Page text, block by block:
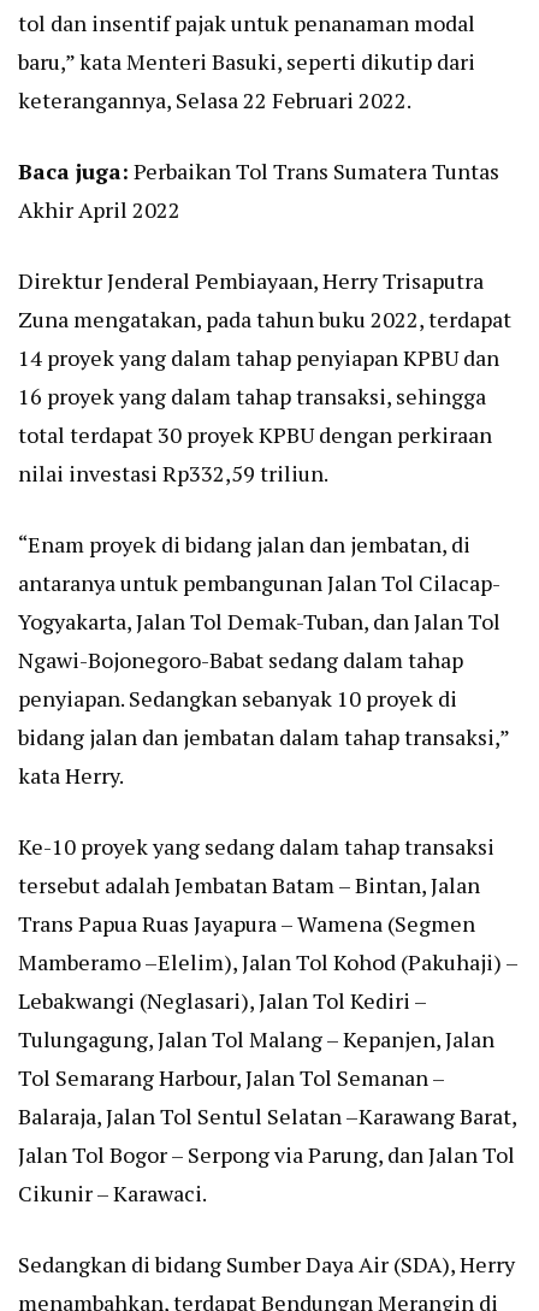
tol dan insentif pajak untuk penanaman modal
baru,” kata Menteri Basuki, seperti dikutip dari
keterangannya, Selasa 22 Februari 2022.
Baca juga: Perbaikan Tol Trans Sumatera Tuntas
Akhir April 2022
Direktur Jenderal Pembiayaan, Herry Trisaputra
Zuna mengatakan, pada tahun buku 2022, terdapat
14 proyek yang dalam tahap penyiapan KPBU dan
16 proyek yang dalam tahap transaksi, sehingga
total terdapat 30 proyek KPBU dengan perkiraan
nilai investasi Rp332,59 triliun.
“Enam proyek di bidang jalan dan jembatan, di
antaranya untuk pembangunan Jalan Tol Cilacap-
Yogyakarta, Jalan Tol Demak-Tuban, dan Jalan Tol
Ngawi-Bojonegoro-Babat sedang dalam tahap
penyiapan. Sedangkan sebanyak 10 proyek di
bidang jalan dan jembatan dalam tahap transaksi,”
kata Herry.
Ke-10 proyek yang sedang dalam tahap transaksi
tersebut adalah Jembatan Batam – Bintan, Jalan
Trans Papua Ruas Jayapura – Wamena (Segmen
Mamberamo –Elelim), Jalan Tol Kohod (Pakuhaji) –
Lebakwangi (Neglasari), Jalan Tol Kediri –
Tulungagung, Jalan Tol Malang – Kepanjen, Jalan
Tol Semarang Harbour, Jalan Tol Semanan –
Balaraja, Jalan Tol Sentul Selatan –Karawang Barat,
Jalan Tol Bogor – Serpong via Parung, dan Jalan Tol
Cikunir – Karawaci.
Sedangkan di bidang Sumber Daya Air (SDA), Herry
menambahkan, terdapat Bendungan Merangin di